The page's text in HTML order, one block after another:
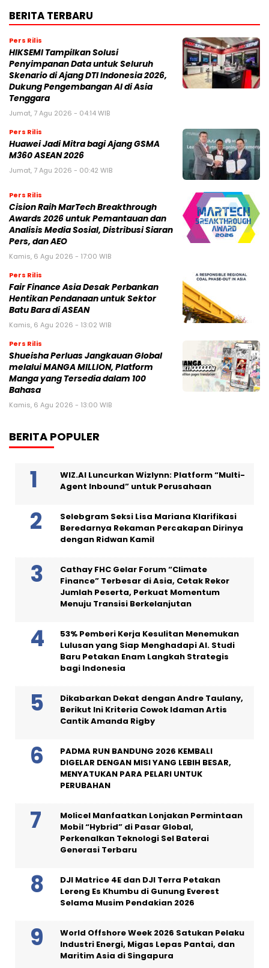
BERITA TERBARU
Pers Rilis
HIKSEMI Tampilkan Solusi
Penyimpanan Data untuk Seluruh
Skenario di Ajang DTI Indonesia 2026,
Dukung Pengembangan AI di Asia
Tenggara
Jumat, 7 Agu 2026 - 04:14 WIB
Pers Rilis
Huawei Jadi Mitra bagi Ajang GSMA
M360 ASEAN 2026
Jumat, 7 Agu 2026 - 00:42 WIB
Pers Rilis
Cision Raih MarTech Breakthrough
Awards 2026 untuk Pemantauan dan
Analisis Media Sosial, Distribusi Siaran
Pers, dan AEO
Kamis, 6 Agu 2026 - 17:00 WIB
Pers Rilis
Fair Finance Asia Desak Perbankan
Hentikan Pendanaan untuk Sektor
Batu Bara di ASEAN
Kamis, 6 Agu 2026 - 13:02 WIB
Pers Rilis
Shueisha Perluas Jangkauan Global
melalui MANGA MILLION, Platform
Manga yang Tersedia dalam 100
Bahasa
Kamis, 6 Agu 2026 - 13:00 WIB
BERITA POPULER
WIZ.AI Luncurkan Wizlynn: Platform “Multi-
Agent Inbound” untuk Perusahaan
Selebgram Seksi Lisa Mariana Klarifikasi
Beredarnya Rekaman Percakapan Dirinya
dengan Ridwan Kamil
Cathay FHC Gelar Forum “Climate
Finance” Terbesar di Asia, Cetak Rekor
Jumlah Peserta, Perkuat Momentum
Menuju Transisi Berkelanjutan
53% Pemberi Kerja Kesulitan Menemukan
Lulusan yang Siap Menghadapi AI. Studi
Baru Petakan Enam Langkah Strategis
bagi Indonesia
Dikabarkan Dekat dengan Andre Taulany,
Berikut Ini Kriteria Cowok Idaman Artis
Cantik Amanda Rigby
PADMA RUN BANDUNG 2026 KEMBALI
DIGELAR DENGAN MISI YANG LEBIH BESAR,
MENYATUKAN PARA PELARI UNTUK
PERUBAHAN
Molicel Manfaatkan Lonjakan Permintaan
Mobil “Hybrid” di Pasar Global,
Perkenalkan Teknologi Sel Baterai
Generasi Terbaru
DJI Matrice 4E dan DJI Terra Petakan
Lereng Es Khumbu di Gunung Everest
Selama Musim Pendakian 2026
World Offshore Week 2026 Satukan Pelaku
Industri Energi, Migas Lepas Pantai, dan
Maritim Asia di Singapura